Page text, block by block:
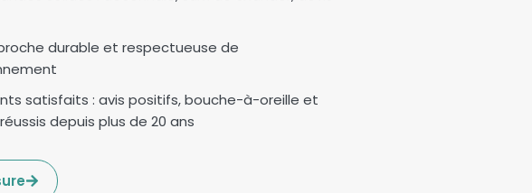
durable et respectueuse de
satisfaits : avis positifs, bouche-à-oreille et
depuis plus de 20 ans